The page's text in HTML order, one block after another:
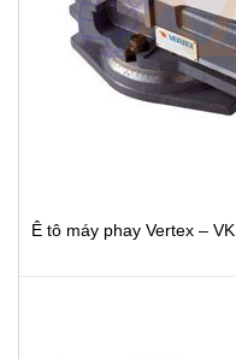
Ê tô máy phay Vertex – VK